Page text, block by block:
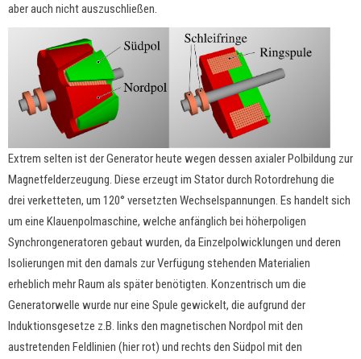
aber auch nicht auszuschließen.
Extrem selten ist der Generator heute wegen dessen axialer Polbildung zur
Magnetfelderzeugung. Diese erzeugt im Stator durch Rotordrehung die
drei verketteten, um 120° versetzten Wechselspannungen. Es handelt sich
um eine Klauenpolmaschine, welche anfänglich bei höherpoligen
Synchrongeneratoren gebaut wurden, da Einzelpolwicklungen und deren
Isolierungen mit den damals zur Verfügung stehenden Materialien
erheblich mehr Raum als später benötigten. Konzentrisch um die
Generatorwelle wurde nur eine Spule gewickelt, die aufgrund der
Induktionsgesetze z.B. links den magnetischen Nordpol mit den
austretenden Feldlinien (hier rot) und rechts den Südpol mit den